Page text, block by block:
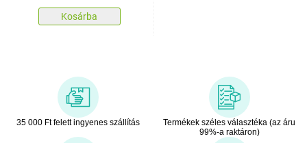
Kosárba
35 000 Ft felett ingyenes szállítás
Termékek széles választéka (az áru
99%-a raktáron)